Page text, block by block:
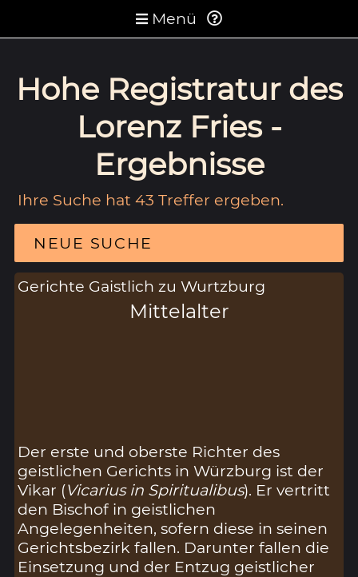
Menü
Hohe Registratur des
Lorenz Fries -
Ergebnisse
Ihre Suche hat 43 Treffer ergeben.
NEUE SUCHE
Gerichte Gaistlich zu Wurtzburg
Mittelalter
Der erste und oberste Richter des
geistlichen Gerichts in Würzburg ist der
Vikar (Vicarius in Spiritualibus). Er vertritt
den Bischof in geistlichen
Angelegenheiten, sofern diese in seinen
Gerichtsbezirk fallen. Darunter fallen die
Einsetzung und der Entzug geistlicher